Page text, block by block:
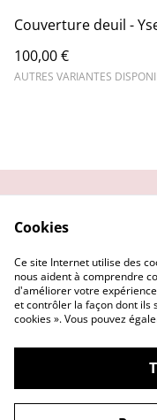
Couverture deuil -
100,00 €
AUTRES VARIANTES
©2026creatijane
Cookies
Ce site Internet utilise des
nous aident à comprendre
d'améliorer votre
et contrôler la façon dont ils
cookies ». Vous pouvez